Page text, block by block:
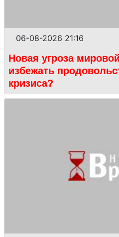
06-08-2026 21:16
Новая угроза
избежать
кризиса?